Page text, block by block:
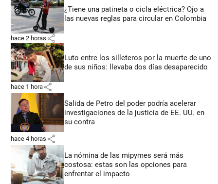
¿Tiene una patineta o cicla eléctrica? Ojo a
las nuevas reglas para circular en Colombia
hace 2 horas share
Luto entre los silleteros por la muerte de uno
de sus niños: llevaba dos días desaparecido
hace 1 hora share
Salida de Petro del poder podría acelerar
investigaciones de la justicia de EE. UU. en
su contra
hace 4 horas share
La nómina de las mipymes será más
costosa: estas son las opciones para
enfrentar el impacto